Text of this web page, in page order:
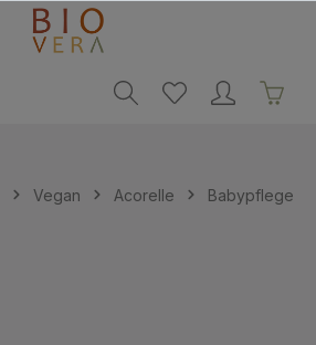
Vegan Acorelle Babypflege